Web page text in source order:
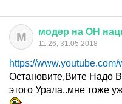
М модер на ОН
11:26, 31.05.2018
https://
Остановите,Вите Надо
этого Урала..мне тоже